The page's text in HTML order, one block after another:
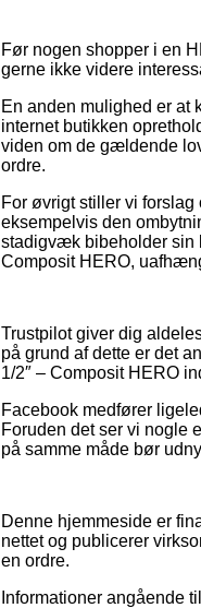
Før nogen shopper i en
gerne ikke videre
En anden mulighed er at
internet butikken
viden om de gældende
ordre.
For øvrigt stiller vi
eksempelvis den
stadigvæk bibeholder sin
Composit HERO,
Trustpilot giver dig
på grund af dette er det
1/2″ – Composit HERO
Facebook medfører
Foruden det ser vi nogle
på samme måde bør
Denne hjemmeside er
nettet og publicerer
en ordre.
Informationer angående